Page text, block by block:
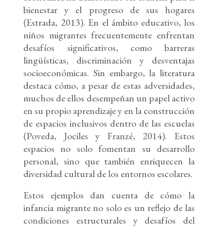
bienestar y el progreso de sus hogares
(Estrada, 2013). En el ámbito educativo, los
niños migrantes frecuentemente enfrentan
desafíos significativos, como barreras
lingüísticas, discriminación y desventajas
socioeconómicas. Sin embargo, la literatura
destaca cómo, a pesar de estas adversidades,
muchos de ellos desempeñan un papel activo
en su propio aprendizaje y en la construcción
de espacios inclusivos dentro de las escuelas
(Poveda, Jociles y Franzé, 2014). Estos
espacios no solo fomentan su desarrollo
personal, sino que también enriquecen la
diversidad cultural de los entornos escolares.
Estos ejemplos dan cuenta de cómo la
infancia migrante no solo es un reflejo de las
condiciones estructurales y desafíos del